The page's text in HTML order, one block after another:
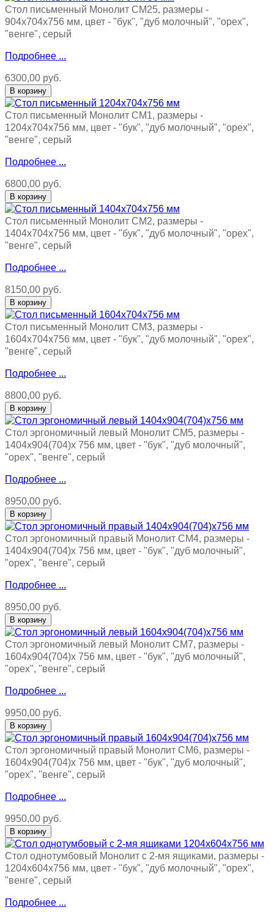
Стол письменный Монолит СМ25, размеры -
904х704х756 мм, цвет - "бук", "дуб молочный", "орех",
"венге", серый
Подробнее ...
6300,00 руб.
Стол письменный Монолит СМ1, размеры -
1204х704х756 мм, цвет - "бук", "дуб молочный", "орех",
"венге", серый
Подробнее ...
6800,00 руб.
Стол письменный Монолит СМ2, размеры -
1404х704х756 мм, цвет - "бук", "дуб молочный", "орех",
"венге", серый
Подробнее ...
8150,00 руб.
Стол письменный Монолит СМ3, размеры -
1604х704х756 мм, цвет - "бук", "дуб молочный", "орех",
"венге", серый
Подробнее ...
8800,00 руб.
Стол эргономичный левый Монолит СМ5, размеры -
1404х904(704)х 756 мм, цвет - "бук", "дуб молочный",
"орех", "венге", серый
Подробнее ...
8950,00 руб.
Стол эргономичный правый Монолит СМ4, размеры -
1404х904(704)х 756 мм, цвет - "бук", "дуб молочный",
"орех", "венге", серый
Подробнее ...
8950,00 руб.
Стол эргономичный левый Монолит СМ7, размеры -
1604х904(704)х 756 мм, цвет - "бук", "дуб молочный",
"орех", "венге", серый
Подробнее ...
9950,00 руб.
Стол эргономичный правый Монолит СМ6, размеры -
1604х904(704)х 756 мм, цвет - "бук", "дуб молочный",
"орех", "венге", серый
Подробнее ...
9950,00 руб.
Стол однотумбовый Монолит с 2-мя ящиками, размеры -
1204х604х756 мм, цвет - "бук", "дуб молочный", "орех",
"венге", серый
Подробнее ...